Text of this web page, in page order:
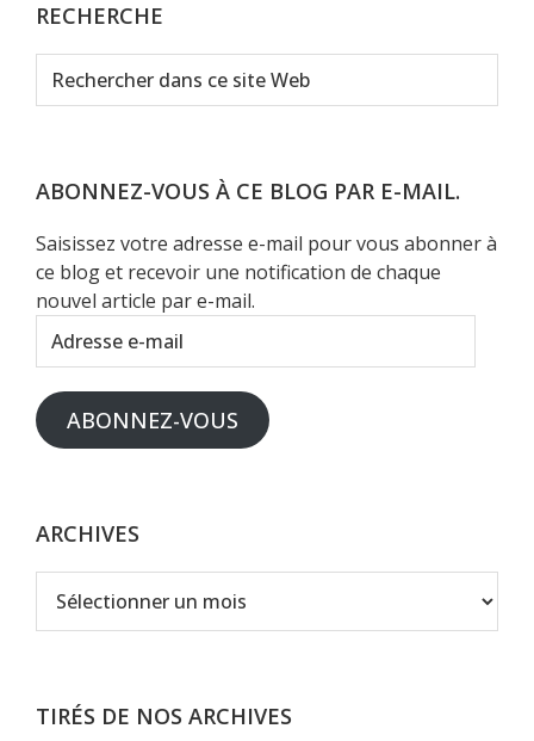
RECHERCHE
Rechercher
dans
Web
ABONNEZ-VOUS À CE BLOG PAR E-MAIL.
Saisissez votre adresse e-mail pour vous abonner à
ce blog et recevoir une notification de chaque
nouvel article par e-mail.
Adresse
e-
mail
ABONNEZ-VOUS
ARCHIVES
TIRÉS DE NOS ARCHIVES